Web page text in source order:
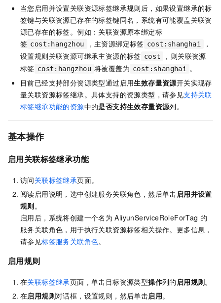
当您启用并设置关联资源标签继承规则后，如果设置继承的标
签键与关联资源已存在的标签键同名，系统有可能覆盖关联资
源已存在的标签。例如：关联资源原本绑定标
签 cost:hangzhou ，主资源绑定标签 cost:shanghai
，
设置规则关联资源可继承主资源的标签 cost
，则关联资源
标签 cost:hangzhou 将被覆盖为 cost:shanghai 。
目前已经支持部分资源类型通过启用生效存量资源开关实现存
量关联资源标签继承。具体支持的资源类型，请参见支持关联
标签继承功能的资源中的是否支持生效存量资源列。
基本操作
启用关联标签继承功能
访问关联标签继承页面。
阅读启用说明，选中创建服务关联角色，然后单击启用并设置
规则。
启用后，系统将创建一个名为 AliyunServiceRoleForTag 的
服务关联角色，用于执行关联资源标签相关操作。更多信息，
请参见标签服务关联角色。
启用规则
在关联标签继承页面，单击目标资源类型操作列的 启用规则。
在启用规则对话框，设置规则，然后单击启用。